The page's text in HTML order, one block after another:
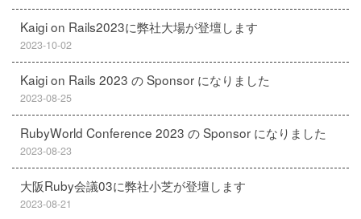
Kaigi on Rails2023に弊社大場が登壇します
2023-10-02
Kaigi on Rails 2023 の Sponsor になりました
2023-08-25
RubyWorld Conference 2023 の Sponsor になりました
2023-08-23
大阪Ruby会議03に弊社小芝が登壇します
2023-08-21